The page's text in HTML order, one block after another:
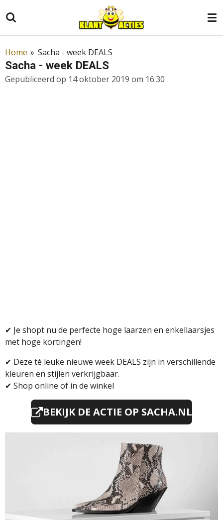
direct
naar
hoofdinhoud
Home » Sacha - week DEALS
Sacha - week DEALS
Gepubliceerd op 14 oktober 2019 om 16:30
✔ Je shopt nu de perfecte hoge laarzen en enkellaarsjes
met hoge kortingen!
✔ Deze té leuke nieuwe week DEALS zijn in verschillende
kleuren en stijlen verkrijgbaar.
✔ Shop online of in de winkel
BEKIJK DE ACTIE OP SACHA.NL